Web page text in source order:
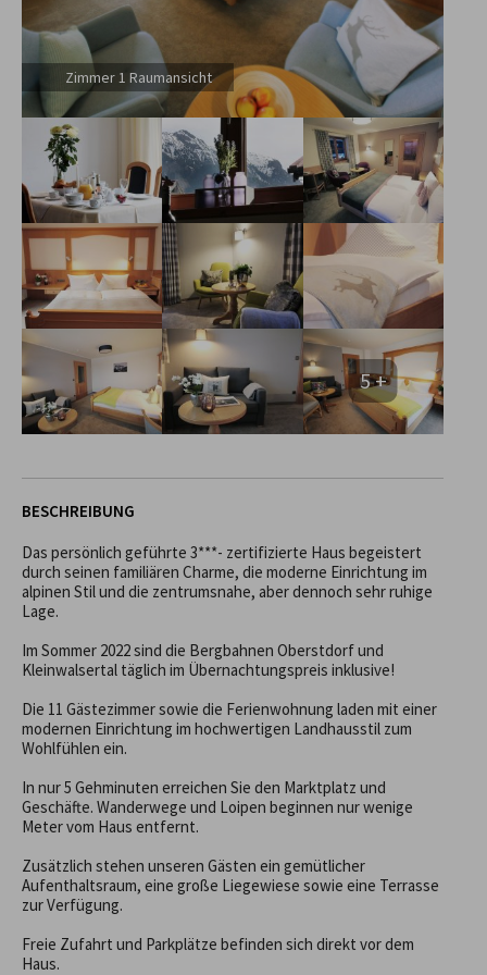
Zimmer 1 Raumansicht
5 +
BESCHREIBUNG
Das persönlich geführte 3***- zertifizierte Haus begeistert
durch seinen familiären Charme, die moderne Einrichtung im
alpinen Stil und die zentrumsnahe, aber dennoch sehr ruhige
Lage.
Im Sommer 2022 sind die Bergbahnen Oberstdorf und
Kleinwalsertal täglich im Übernachtungspreis inklusive!
Die 11 Gästezimmer sowie die Ferienwohnung laden mit einer
modernen Einrichtung im hochwertigen Landhausstil zum
Wohlfühlen ein.
In nur 5 Gehminuten erreichen Sie den Marktplatz und
Geschäfte. Wanderwege und Loipen beginnen nur wenige
Meter vom Haus entfernt.
Zusätzlich stehen unseren Gästen ein gemütlicher
Aufenthaltsraum, eine große Liegewiese sowie eine Terrasse
zur Verfügung.
Freie Zufahrt und Parkplätze befinden sich direkt vor dem
Haus.